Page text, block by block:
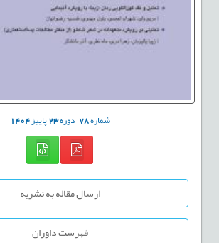
شماره78 دوره23پاییز1404
ارسال مقاله به نشریه
فهرست داوران